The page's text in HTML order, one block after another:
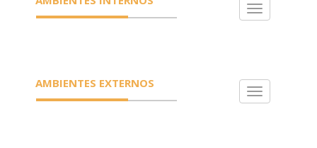
Toggle
AMBIENTES EXTERNOS
Toggle